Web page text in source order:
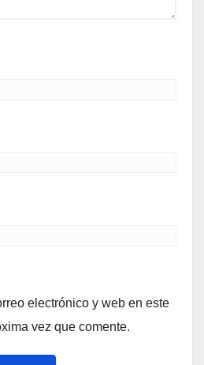
electrónico y web en este
vez que comente.